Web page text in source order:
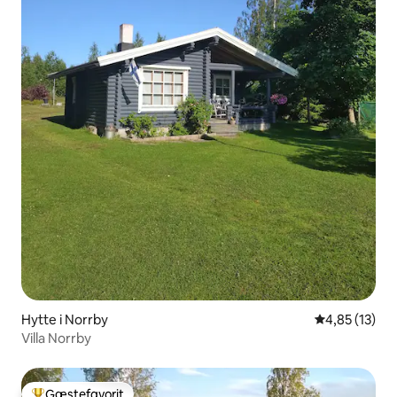
Hytte i Norrby 4,85 ud af 5
4,85 (13)
Villa Norrby